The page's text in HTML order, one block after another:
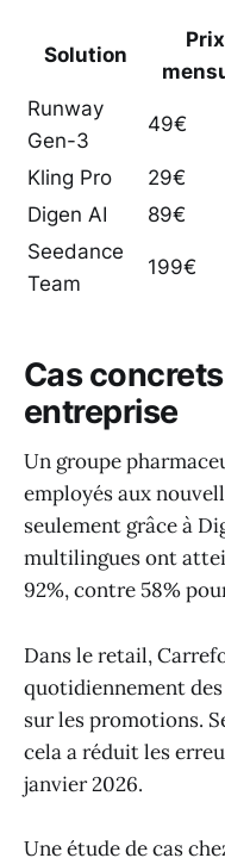
Solution
Prix
Runway
Gen-3
49€
Kling Pro 29€
Digen AI
89€
Seedance
Team
199€
Cas
entreprise
Un groupe
employés aux
seulement grâce à
multilingues ont
92%, contre 58%
Dans le retail,
quotidiennement
sur les promotions.
cela a réduit les
janvier 2026.
Une étude de cas